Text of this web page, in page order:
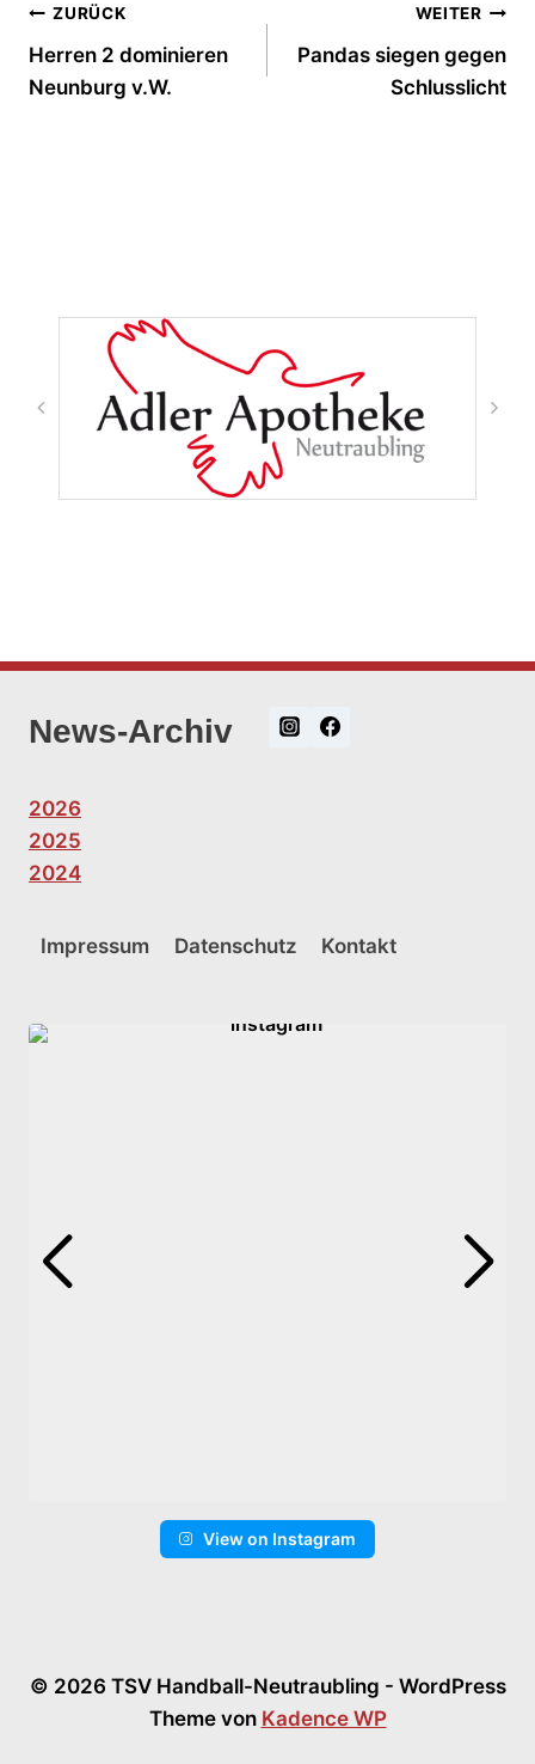
Beitragsnavigation
ZURÜCK
Herren 2 dominieren
Neunburg v.W.
WEITER
Pandas siegen gegen
Schlusslicht
News-Archiv
2026
2025
2024
Impressum Datenschutz Kontakt
View on Instagram
© 2026 TSV Handball-Neutraubling - WordPress
Theme von Kadence WP